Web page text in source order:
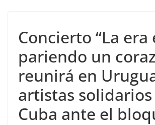
Concierto “La era
pariendo un
reunirá en
artistas
Cuba ante el